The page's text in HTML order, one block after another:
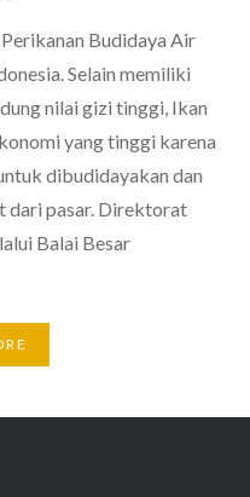
Budidaya Air
Selain memiliki
nilai gizi tinggi, Ikan
yang tinggi karena
dibudidayakan dan
dari pasar. Direktorat
Balai Besar